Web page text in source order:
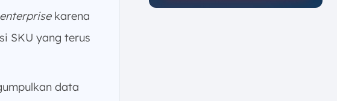
enterprisekarena
SKU yang terus
data